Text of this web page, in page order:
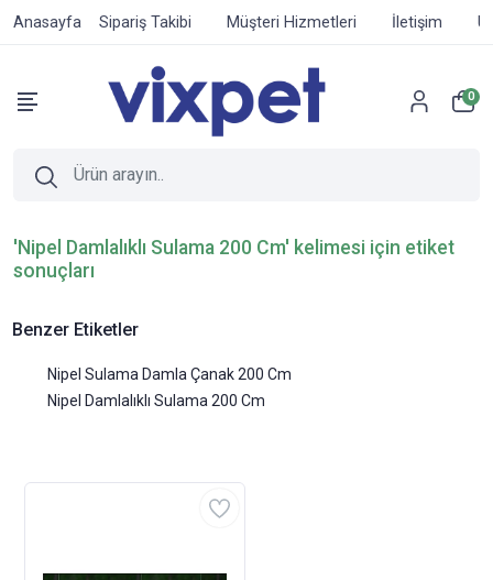
Anasayfa Sipariş Takibi Müşteri Hizmetleri İletişim
0
'Nipel Damlalıklı Sulama 200 Cm' kelimesi için etiket
sonuçları
Benzer Etiketler
Nipel Sulama Damla Çanak 200 Cm
Nipel Damlalıklı Sulama 200 Cm